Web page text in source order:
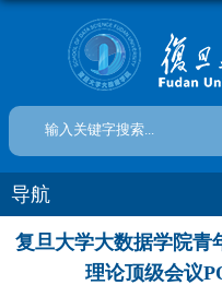
导航
复旦大学大数据学院青
理论顶级会议